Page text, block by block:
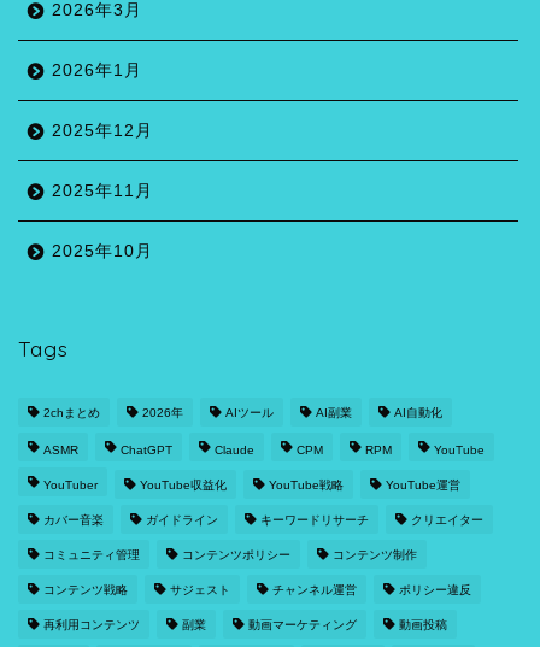
2026年3月
2026年1月
2025年12月
2025年11月
2025年10月
Tags
2chまとめ 2026年 AIツール AI副業 AI自動化
ASMR ChatGPT Claude CPM RPM YouTube
YouTuber YouTube収益化 YouTube戦略 YouTube運営
カバー音楽 ガイドライン キーワードリサーチ クリエイター
コミュニティ管理 コンテンツポリシー コンテンツ制作
コンテンツ戦略 サジェスト チャンネル運営 ポリシー違反
再利用コンテンツ 副業 動画マーケティング 動画投稿